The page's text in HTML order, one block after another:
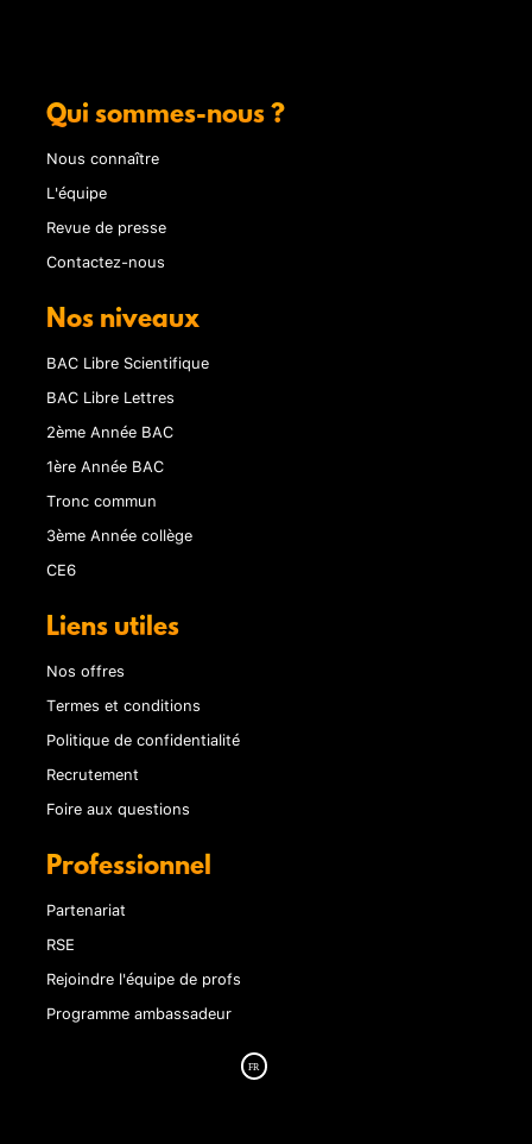
Qui sommes-nous ?
Nous connaître
L'équipe
Revue de presse
Contactez-nous
Nos niveaux
BAC Libre Scientifique
BAC Libre Lettres
2ème Année BAC
1ère Année BAC
Tronc commun
3ème Année collège
CE6
Liens utiles
Nos offres
Termes et conditions
Politique de confidentialité
Recrutement
Foire aux questions
Professionnel
Partenariat
RSE
Rejoindre l'équipe de profs
Programme ambassadeur